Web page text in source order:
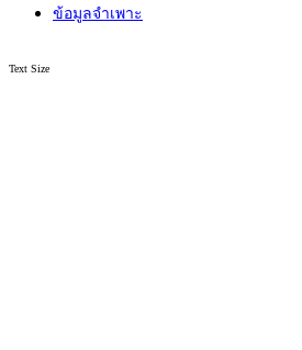
ข้อมูลจำเพาะ
Text Size